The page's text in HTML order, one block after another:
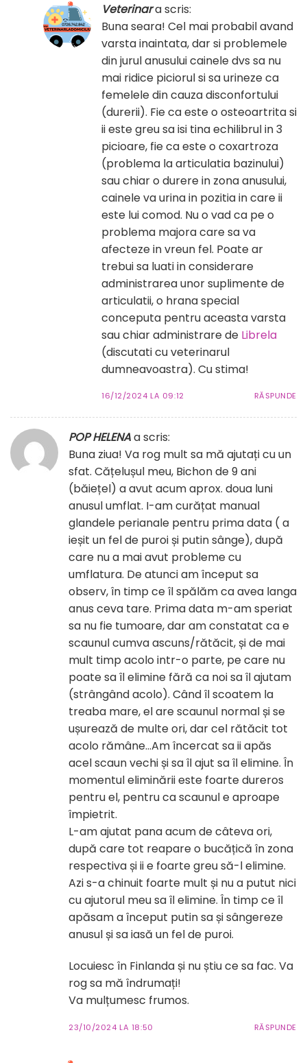
Veterinara scris:
Buna seara! Cel mai probabil avand
varsta inaintata, dar si problemele
din jurul anusului cainele dvs sa nu
mai ridice piciorul si sa urineze ca
femelele din cauza disconfortului
(durerii). Fie ca este o osteoartrita si
ii este greu sa isi tina echilibrul in 3
picioare, fie ca este o coxartroza
(problema la articulatia bazinului)
sau chiar o durere in zona anusului,
cainele va urina in pozitia in care ii
este lui comod. Nu o vad ca pe o
problema majora care sa va
afecteze in vreun fel. Poate ar
trebui sa luati in considerare
administrarea unor suplimente de
articulatii, o hrana special
conceputa pentru aceasta varsta
sau chiar administrare de Librela
(discutati cu veterinarul
dumneavoastra). Cu stima!
16/12/2024 LA 09:12 RĂSPUNDE
POP HELENAa scris:
Buna ziua! Va rog mult sa mă ajutați cu un
sfat. Cățelușul meu, Bichon de 9 ani
(băiețel) a avut acum aprox. doua luni
anusul umflat. I-am curățat manual
glandele perianale pentru prima data ( a
ieșit un fel de puroi și putin sânge), după
care nu a mai avut probleme cu
umflatura. De atunci am început sa
observ, în timp ce îl spălăm ca avea langa
anus ceva tare. Prima data m-am speriat
sa nu fie tumoare, dar am constatat ca e
scaunul cumva ascuns/rătăcit, și de mai
mult timp acolo intr-o parte, pe care nu
poate sa îl elimine fără ca noi sa îl ajutam
(strângând acolo). Când îl scoatem la
treaba mare, el are scaunul normal și se
ușurează de multe ori, dar cel rătăcit tot
acolo rămâne…Am încercat sa ii apăs
acel scaun vechi și sa îl ajut sa îl elimine. În
momentul eliminării este foarte dureros
pentru el, pentru ca scaunul e aproape
împietrit.
L-am ajutat pana acum de câteva ori,
după care tot reapare o bucățică în zona
respectiva și ii e foarte greu să-l elimine.
Azi s-a chinuit foarte mult și nu a putut nici
cu ajutorul meu sa îl elimine. În timp ce îl
apăsam a început putin sa și sângereze
anusul și sa iasă un fel de puroi.
Locuiesc în Finlanda și nu știu ce sa fac. Va
rog sa mă îndrumați!
Va mulțumesc frumos.
23/10/2024 LA 18:50 RĂSPUNDE